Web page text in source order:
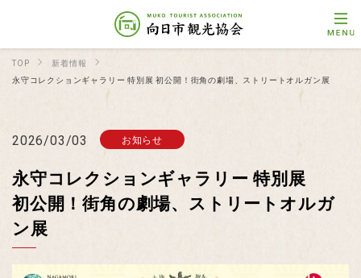
TOP
新着情報
永守コレクションギャラリー 特別展 初公開！街角の劇場、ストリートオルガン展
2026/03/03 お知らせ
永守コレクションギャラリー 特別展
初公開！街角の劇場、ストリートオルガ
ン展